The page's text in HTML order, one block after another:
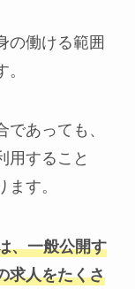
の働ける範囲
あっても、
用すること
す。
、一般公開す
求人をたくさ